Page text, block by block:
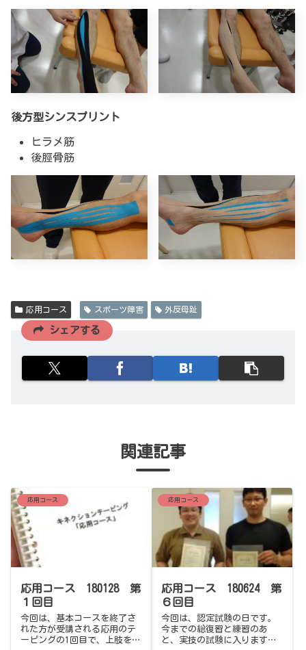
後方型シンスプリント
ヒラメ筋
後脛骨筋
応用コース スポーツ障害 外反母趾
シェアする
関連記事
応用コース
応用コース 180128 第
１回目
今回は、基本コースを終了さ
れた方が受講される応用のテ
ーピングの1回目で、上肢を中
応用コース
応用コース 180624 第
６回目
今回は、認定試験の日です。
今までの総復習と練習のあ
と、実技の試験に入ります。